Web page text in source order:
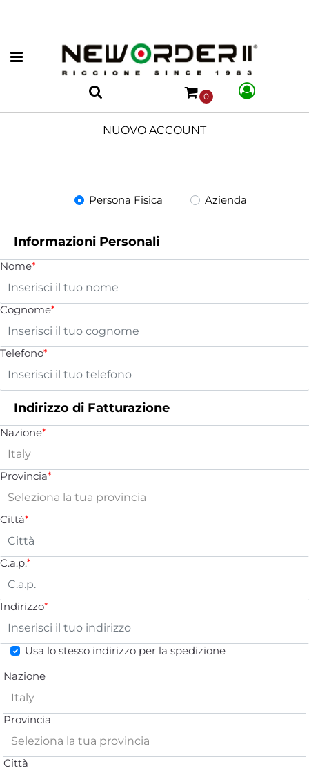
Open menu
0
NUOVO ACCOUNT
Tipo di utente
Persona Fisica Azienda
Informazioni Personali
Nome*
Cognome*
Telefono*
Indirizzo di Fatturazione
Nazione*
Provincia*
Città*
C.a.p.*
Indirizzo*
Usa lo stesso indirizzo per la spedizione
Nazione
Provincia
Città